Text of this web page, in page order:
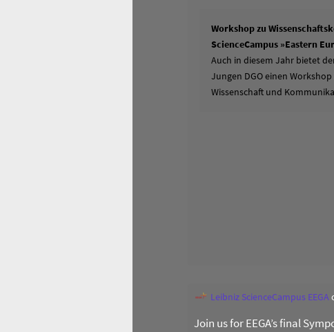
Workshop zu
ScienceCampus »Eastern
Auch in diesem Jahr bietet
Jungen DGO einen
Wissenschaft und
Leibniz ScienceCampus EEGA
Join us for EEGA’s final